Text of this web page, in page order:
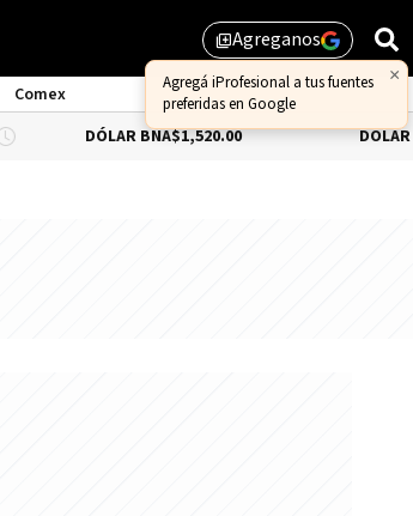
library_addAgreganos
×
Agregá iProfesional a tus fuentes
preferidas en Google
Comex
DÓLAR BNA$1,520.00 DÓLAR BLUE-